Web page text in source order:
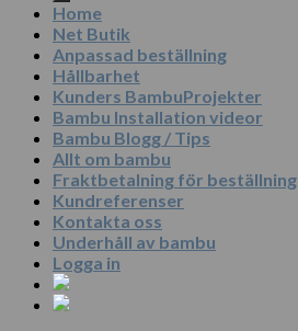
Home
Net Butik
Anpassad beställning
Hållbarhet
Kunders BambuProjekter
Bambu Installation videor
Bambu Blogg / Tips
Allt om bambu
Fraktbetalning för beställning
Kundreferenser
Kontakta oss
Underhåll av bambu
Logga in